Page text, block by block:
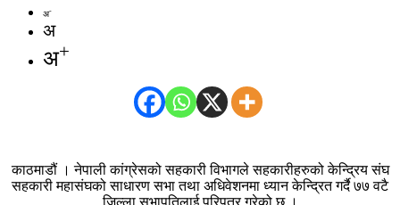
अ-
अ
अ+
काठमाडौं । नेपाली कांग्रेसको सहकारी विभागले सहकारीहरुको केन्द्रिय संघ
सहकारी महासंघको साधारण सभा तथा अधिवेशनमा ध्यान केन्द्रित गर्दै ७७ वटै
जिल्ला सभापतिलाई परिपत्र गरेको छ ।